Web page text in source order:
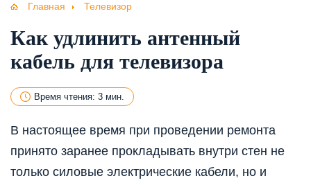
Главная Телевизор
Как удлинить антенный
кабель для телевизора
Время чтения: 3 мин.
В настоящее время при проведении ремонта
принято заранее прокладывать внутри стен не
только силовые электрические кабели, но и